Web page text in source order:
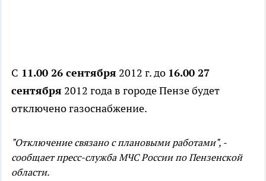
С 11.00 26 сентября 2012 г. до 16.00 27
сентября 2012 года в городе Пензе будет
отключено газоснабжение.
"Отключение связано с плановыми работами", -
сообщает пресс-служба МЧС России по Пензенской
области.